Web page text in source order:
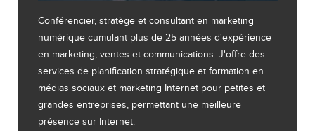
Conférencier, stratège et consultant en marketing
numérique cumulant plus de 25 années d'expérience
en marketing, ventes et communications. J'offre des
services de planification stratégique et formation en
médias sociaux et marketing Internet pour petites et
grandes entreprises, permettant une meilleure
présence sur Internet.